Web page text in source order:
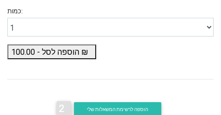
כמות:
הוספה לסל - 100.00
2 הוספה לרשימת המשאלות שלי